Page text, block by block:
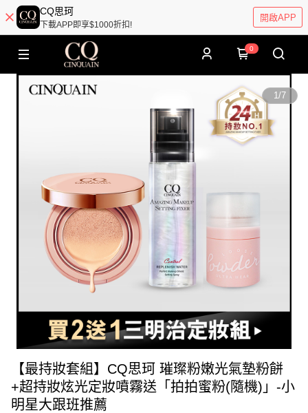
CQ思珂
下載APP即享$1000折扣!
開啟APP
0
1/7
【最持妝套組】CQ思珂 璀璨粉嫩光氣墊粉餅
+超持妝炫光定妝噴霧送「拍拍蜜粉(隨機)」-小
明星大跟班推薦